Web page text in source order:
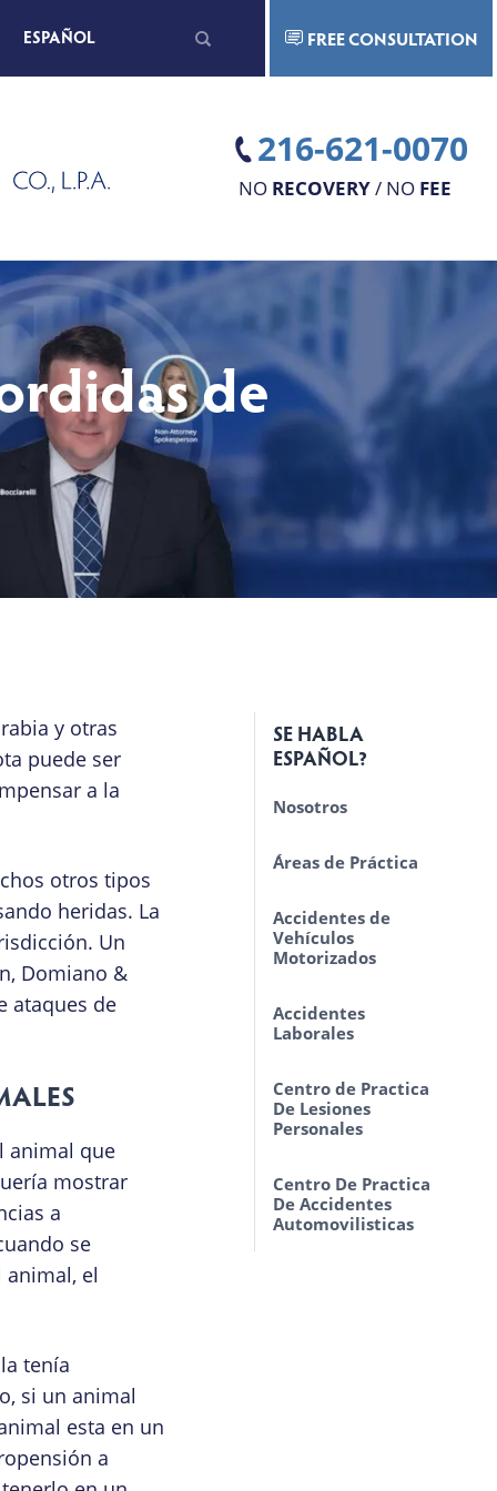
ESPAÑOL FREE CONSULTATION
216-621-0070
NO RECOVERY/ NO FEE
de
y otras
puede ser
a la
otros tipos
heridas. La
Un
Domiano &
ataques de
animal que
mostrar
a
se
el
tenía
si un animal
esta en un
a
SE HABLA
ESPAÑOL?
Nosotros
Áreas de Práctica
Accidentes de
Vehículos
Motorizados
Accidentes
Laborales
Centro de Practica
De Lesiones
Personales
10 Razones
Importantes Para
Contratar Un Abogado
Centro De Practica
De Accidentes
Automovilisticas